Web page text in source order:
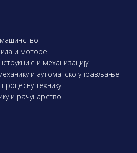
и моторе
и механизацију
и аутоматско управљање
технику
и рачунарство